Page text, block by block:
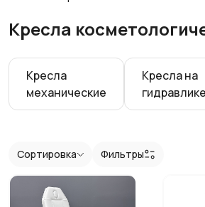
Кресла
Кресла
механические
Кресла на
гидравлике
Вырез для лица
Сортировка Фильтры